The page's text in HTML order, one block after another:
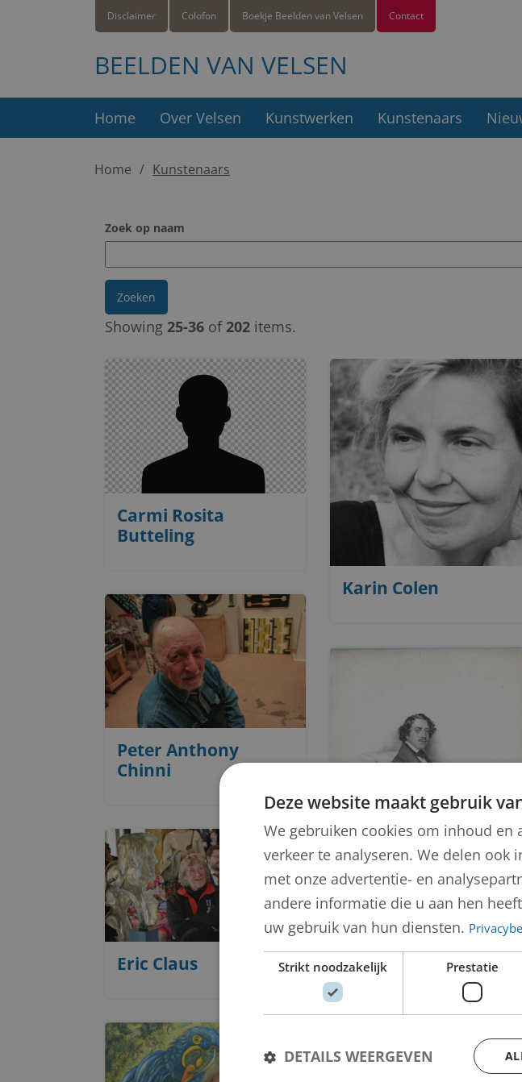
Contact
Boekje Beelden van Velsen
Colofon
Disclaimer
BEELDEN VAN VELSEN
Home Over Velsen Kunstwerken Kunstenaars
Home Kunstenaars
Zoek op naam
Zoeken
Showing 25-36 of202 items.
Carmi Rosita
Butteling
Peter Anthony
Chinni
Eric Claus
Karin Colen
Deze website maakt gebruik
We gebruiken cookies om inhoud
verkeer te analyseren. We delen
met onze advertentie- en
andere informatie die u aan hen
uw gebruik van hun diensten.
Strikt noodzakelijk Prestatie
DETAILS WEERGEVEN